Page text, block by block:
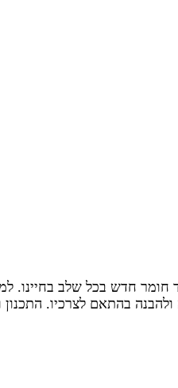
חומר חדש בכל שלב
בהתאם לצרכיו. התכנון